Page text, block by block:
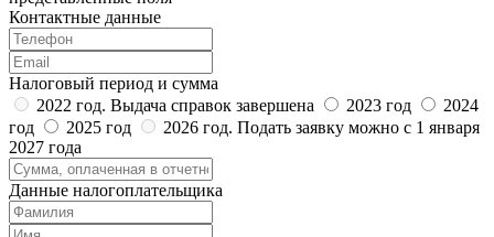
Контактные данные
Налоговый период и сумма
2022 год. Выдача справок завершена
2023 год
2024
год
2025 год
2026 год. Подать заявку можно с 1 января
2027 года
Данные налогоплательщика